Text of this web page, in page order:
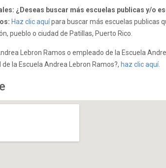
¿Deseas buscar más escuelas publicas y/o
Haz clic aquípara buscar más escuelas publicas
pueblo o ciudad de Patillas, Puerto Rico.
Lebron Ramos o empleado de la Escuela
la Escuela Andrea Lebron Ramos?, haz clic aquí.